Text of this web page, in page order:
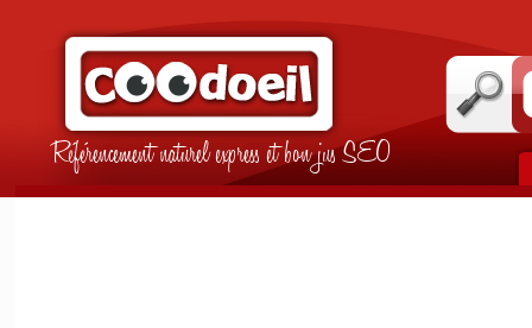
Référencement naturel express et bon jus SEO